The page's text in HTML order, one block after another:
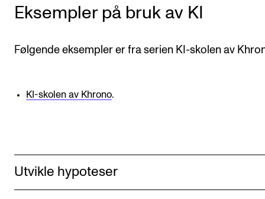
Eksempler på bruk av KI
Følgende eksempler er fra serien KI-skolen av
KI-skolen av Khrono.
Utvikle hypoteser